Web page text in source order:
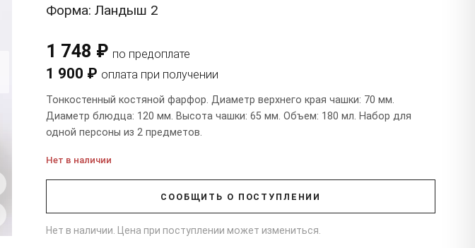
Форма: Ландыш 2
1 748 ₽ по предоплате
1 900 ₽ оплата при получении
Тонкостенный костяной фарфор. Диаметр верхнего края чашки: 70 мм.
Диаметр блюдца: 120 мм. Высота чашки: 65 мм. Объем: 180 мл. Набор для
одной персоны из 2 предметов.
Нет в наличии
СООБЩИТЬ О ПОСТУПЛЕНИИ
Нет в наличии. Цена при поступлении может измениться.